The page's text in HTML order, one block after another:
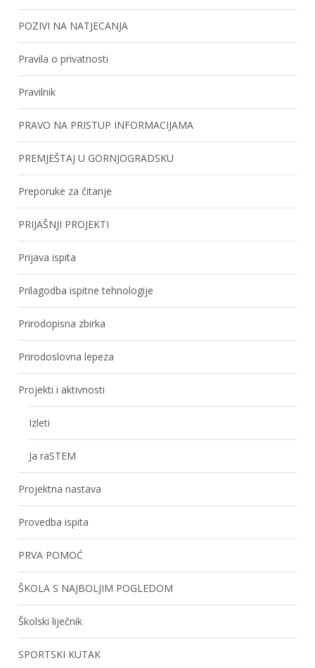
POZIVI NA NATJECANJA
Pravila o privatnosti
Pravilnik
PRAVO NA PRISTUP INFORMACIJAMA
PREMJEŠTAJ U GORNJOGRADSKU
Preporuke za čitanje
PRIJAŠNJI PROJEKTI
Prijava ispita
Prilagodba ispitne tehnologije
Prirodopisna zbirka
Prirodoslovna lepeza
Projekti i aktivnosti
Izleti
Ja raSTEM
Projektna nastava
Provedba ispita
PRVA POMOĆ
ŠKOLA S NAJBOLJIM POGLEDOM
Školski liječnik
SPORTSKI KUTAK